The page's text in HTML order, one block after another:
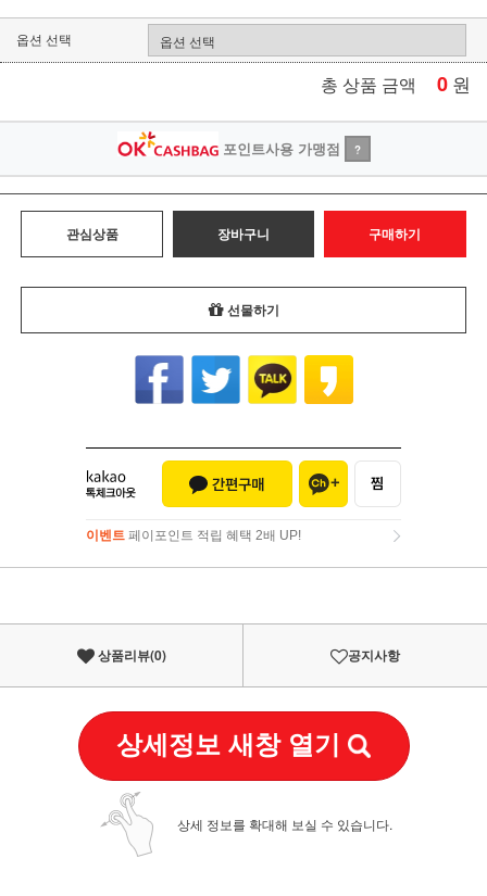
옵션 선택
총 상품 금액 0 원
포인트사용 가맹점 ?
관심상품 장바구니 구매하기
선물하기
이벤트 페이포인트 적립 혜택 2배 UP!
이벤트페이포인트 적립 혜택 2배 UP!
상품리뷰(0) 공지사항
상세정보 새창 열기
상세 정보를 확대해 보실 수 있습니다.